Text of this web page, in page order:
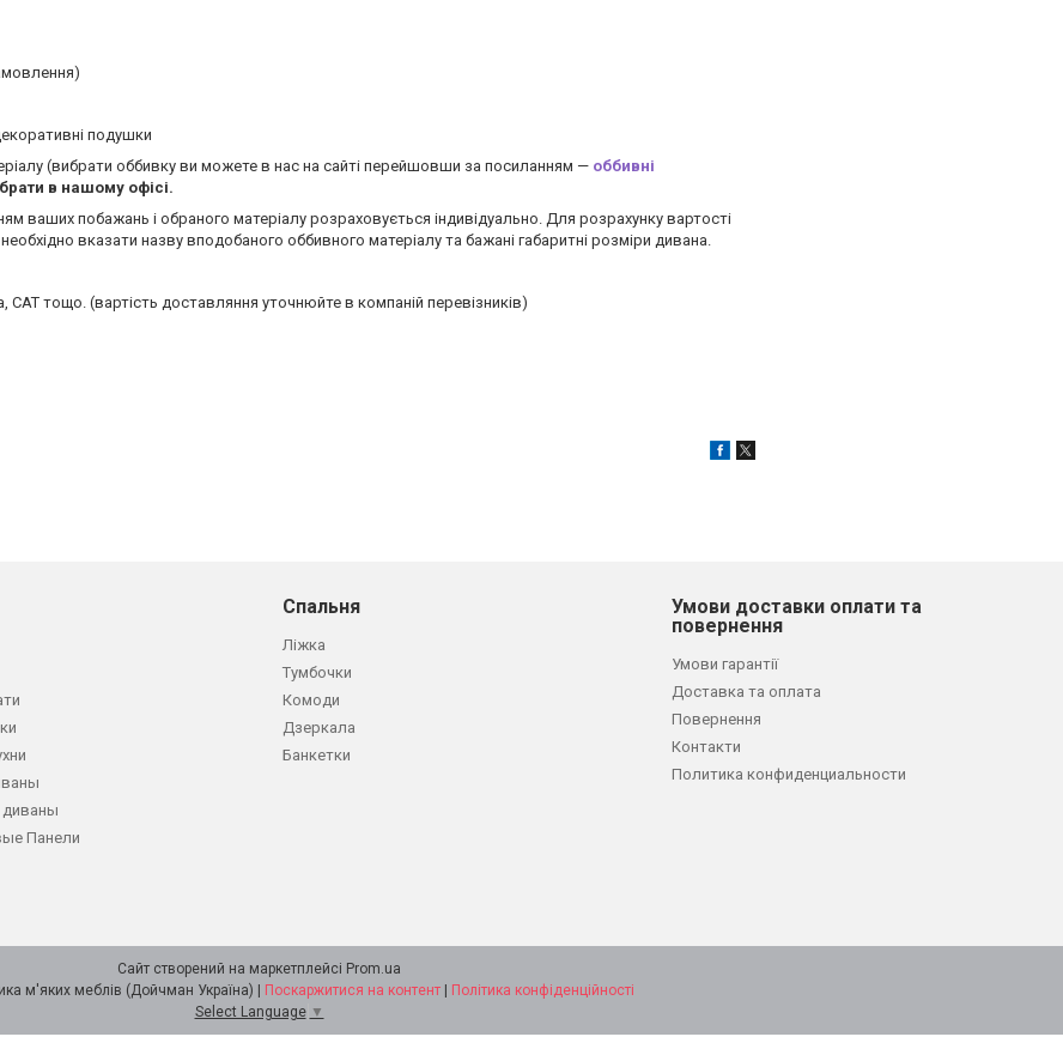
подушки
(вибрати оббивку ви можете в нас на сайті перейшовши за посиланням — оббивні
в нашому офісі.
ваших побажань і обраного матеріалу розраховується індивідуально. Для розрахунку вартості
вказати назву вподобаного оббивного матеріалу та бажані габаритні розміри дивана.
тощо. (вартість доставляння уточнюйте в компаній перевізників)
диваны
Панели
Спальня
Ліжка
Тумбочки
Комоди
Дзеркала
Банкетки
Умови доставки оплати та
повернення
Умови гарантії
Доставка та оплата
Повернення
Контакти
Политика конфиденциальности
Сайт створений на маркетплейсі Prom.ua
DOICHMAN Фабрика м'яких меблів (Дойчман Україна) | Поскаржитися на контент | Політика конфіденційності
Select Language ▼